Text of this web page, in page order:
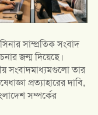
সাম্প্রতিক সংবাদ
জন্ম দিয়েছে।
সংবাদমাধ্যমগুলো তার
প্রত্যাহারের দাবি,
সম্পর্কের